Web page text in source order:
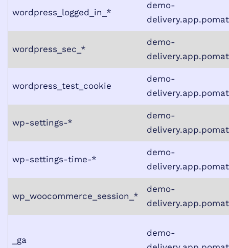
wordpress_logged_in_*
demo-
wordpress_sec_*
demo-
wordpress_test_cookie
demo-
wp-settings-*
demo-
wp-settings-time-*
demo-
wp_woocommerce_session_*
demo-
_ga
demo-